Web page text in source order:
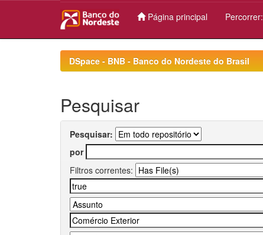
Página principal Percorrer:
DSpace - BNB - Banco do Nordeste do Brasil
Pesquisar
Pesquisar:
por
Filtros correntes: